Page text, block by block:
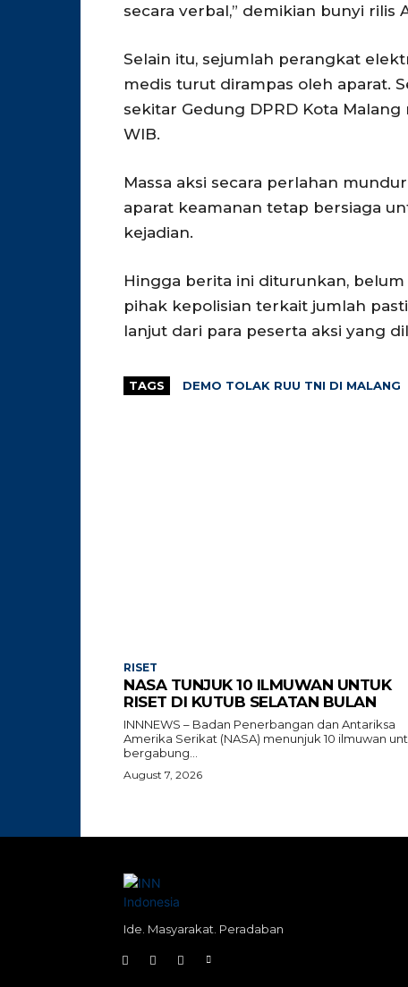
secara verbal,” demikian bunyi rilis
Selain itu, sejumlah perangkat
medis turut dirampas oleh aparat.
sekitar Gedung DPRD Kota
WIB.
Massa aksi secara perlahan
aparat keamanan tetap bersiaga
kejadian.
Hingga berita ini diturunkan,
pihak kepolisian terkait jumlah
lanjut dari para peserta aksi yang
TAGS DEMO TOLAK RUU TNI DI MALANG
RISET
NASA TUNJUK 10 ILMUWAN UNTUK
RISET DI KUTUB SELATAN BULAN
INNNEWS – Badan Penerbangan dan Antariksa
Amerika Serikat (NASA) menunjuk 10 ilmuwan
bergabung...
August 7, 2026
Ide. Masyarakat. Peradaban